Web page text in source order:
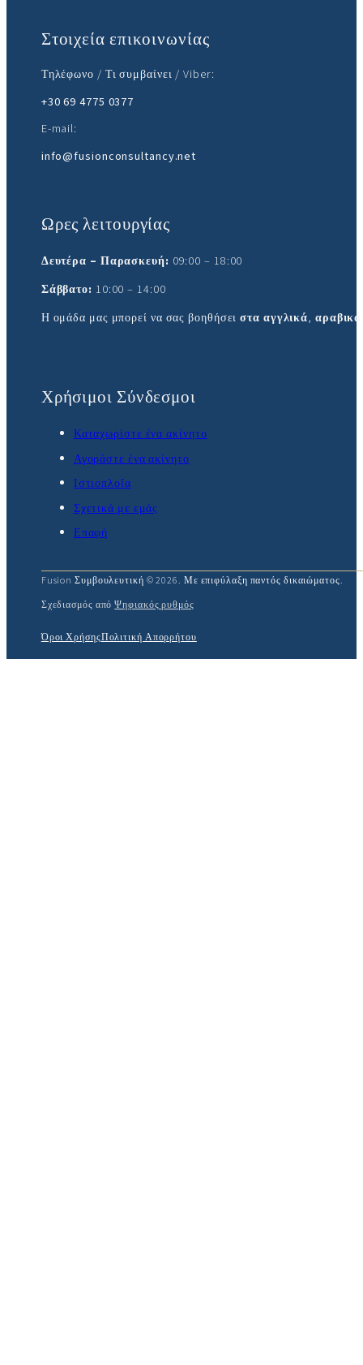
Στοιχεία επικοινωνίας
Τηλέφωνο / Τι συμβαίνει / Viber:
+30 69 4775 0377
E-mail:
info@fusionconsultancy.net
Ωρες λειτουργίας
Δευτέρα – Παρασκευή: 09:00 – 18:00
Σάββατο: 10:00 – 14:00
Η ομάδα μας μπορεί να σας βοηθήσειστα αγγλικά, αραβικά
Χρήσιμοι Σύνδεσμοι
Καταχωρίστε ένα ακίνητο
Αγοράστε ένα ακίνητο
Ιστιοπλοΐα
Σχετικά με εμάς
Επαφή
Fusion Συμβουλευτική © 2026. Με επιφύλαξη παντός δικαιώματος.
Σχεδιασμός απόΨηφιακός ρυθμός
Όροι ΧρήσηςΠολιτική Απορρήτου